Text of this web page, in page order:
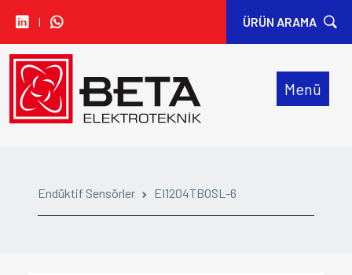
I ÜRÜN ARAMA
Menü
Endüktif Sensörler EI1204TBOSL-6
• CARLO GAVAZZI
• IDEM SAFETY
• ORION FANS